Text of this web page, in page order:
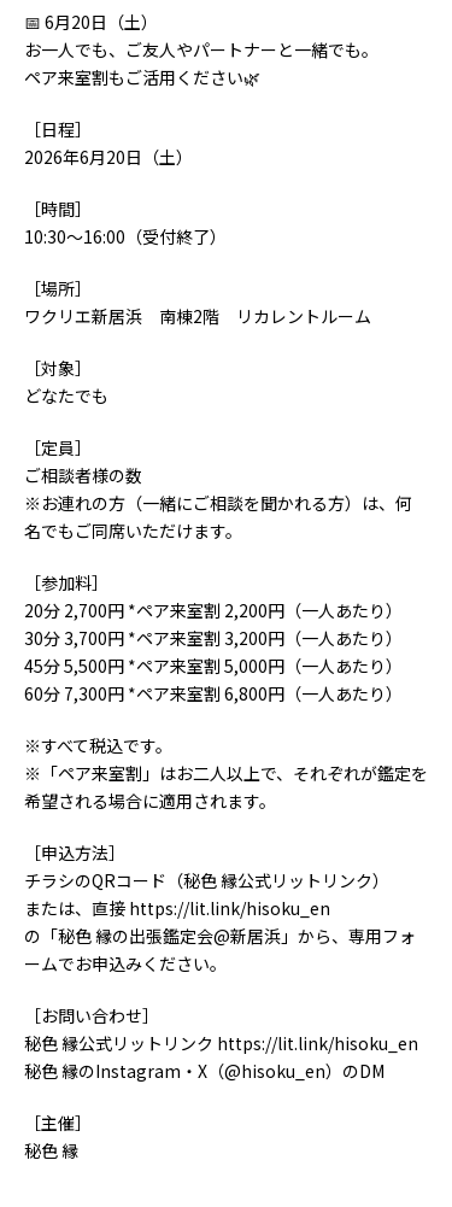
📅 6月20日（土）
お一人でも、ご友人やパートナーと一緒でも。
ペア来室割もご活用ください🌿
［日程］
2026年6月20日（土）
［時間］
10:30～16:00（受付終了）
［場所］
ワクリエ新居浜 南棟2階 リカレントルーム
［対象］
どなたでも
［定員］
ご相談者様の数
※お連れの方（一緒にご相談を聞かれる方）は、何
名でもご同席いただけます。
［参加料］
20分 2,700円 *ペア来室割 2,200円（一人あたり）
30分 3,700円 *ペア来室割 3,200円（一人あたり）
45分 5,500円 *ペア来室割 5,000円（一人あたり）
60分 7,300円 *ペア来室割 6,800円（一人あたり）
※すべて税込です。
※「ペア来室割」はお二人以上で、それぞれが鑑定を
希望される場合に適用されます。
［申込方法］
チラシのQRコード（秘色 縁公式リットリンク）
または、直接 https://lit.link/hisoku_en
の「秘色 縁の出張鑑定会@新居浜」から、専用フォ
ームでお申込みください。
［お問い合わせ］
秘色 縁公式リットリンク https://lit.link/hisoku_en
秘色 縁のInstagram・X（@hisoku_en）のDM
［主催］
秘色 縁